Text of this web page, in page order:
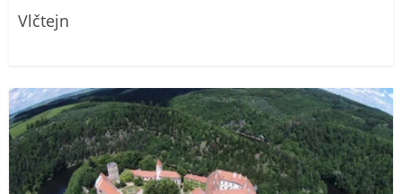
Vlčtejn